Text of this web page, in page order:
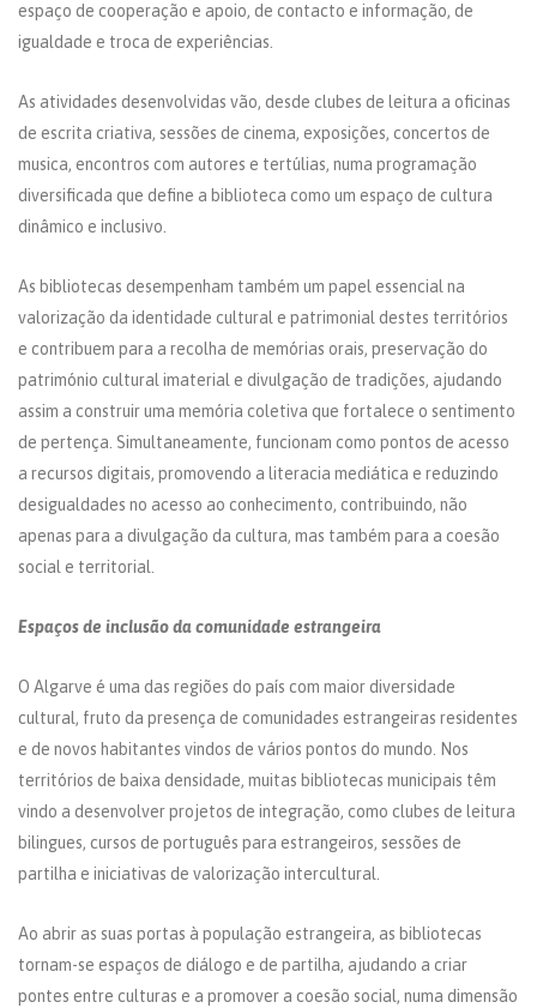
espaço de cooperação e apoio, de contacto e informação, de
igualdade e troca de experiências.
As atividades desenvolvidas vão, desde clubes de leitura a oficinas
de escrita criativa, sessões de cinema, exposições, concertos de
musica, encontros com autores e tertúlias, numa programação
diversificada que define a biblioteca como um espaço de cultura
dinâmico e inclusivo.
As bibliotecas desempenham também um papel essencial na
valorização da identidade cultural e patrimonial destes territórios
e contribuem para a recolha de memórias orais, preservação do
património cultural imaterial e divulgação de tradições, ajudando
assim a construir uma memória coletiva que fortalece o sentimento
de pertença. Simultaneamente, funcionam como pontos de acesso
a recursos digitais, promovendo a literacia mediática e reduzindo
desigualdades no acesso ao conhecimento, contribuindo, não
apenas para a divulgação da cultura, mas também para a coesão
social e territorial.
Espaços de inclusão da comunidade estrangeira
O Algarve é uma das regiões do país com maior diversidade
cultural, fruto da presença de comunidades estrangeiras residentes
e de novos habitantes vindos de vários pontos do mundo. Nos
territórios de baixa densidade, muitas bibliotecas municipais têm
vindo a desenvolver projetos de integração, como clubes de leitura
bilingues, cursos de português para estrangeiros, sessões de
partilha e iniciativas de valorização intercultural.
Ao abrir as suas portas à população estrangeira, as bibliotecas
tornam-se espaços de diálogo e de partilha, ajudando a criar
pontes entre culturas e a promover a coesão social, numa dimensão